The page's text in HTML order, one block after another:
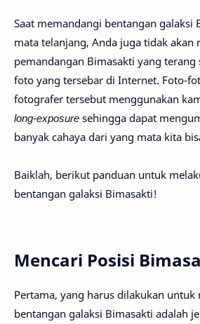
Saat memandangi bentangan galaksi
mata telanjang, Anda juga tidak akan
pemandangan Bimasakti yang
foto yang tersebar di Internet. Foto-
fotografer tersebut menggunakan
long-exposure sehingga dapat
banyak cahaya dari yang mata kita
Baiklah, berikut panduan untuk
bentangan galaksi Bimasakti!
Mencari Posisi
Pertama, yang harus dilakukan untuk
bentangan galaksi Bimasakti adalah